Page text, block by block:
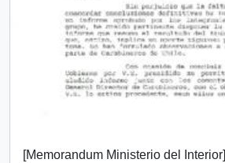
[Memorandum Ministerio del Interior]